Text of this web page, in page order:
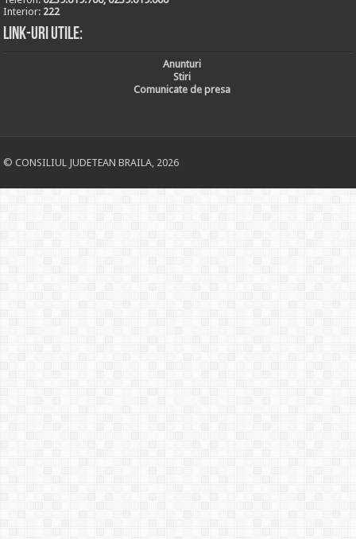
Interior: 222
Link-uri utile:
Anunturi
Stiri
Comunicate de presa
© CONSILIUL JUDETEAN BRAILA, 2026